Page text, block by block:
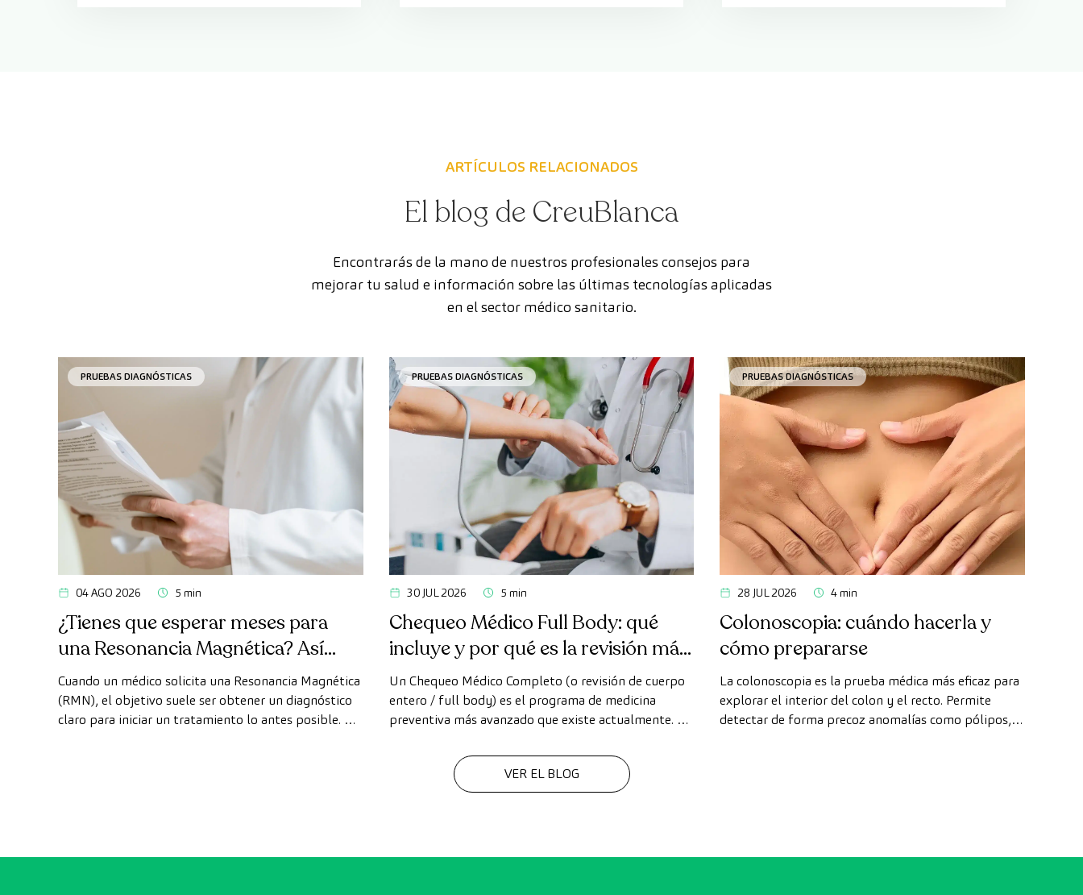
ARTÍCULOS RELACIONADOS
El blog de CreuBlanca
Encontrarás de la mano de nuestros profesionales consejos para
mejorar tu salud e información sobre las últimas tecnologías aplicadas
en el sector médico sanitario.
PRUEBAS DIAGNÓSTICAS
04 AGO 2026 5 min
¿Tienes que esperar meses para
una Resonancia Magnética? Así
puedes realizarte la prueba de
forma rápida como paciente
privado
Cuando un médico solicita una Resonancia Magnética
(RMN), el objetivo suele ser obtener un diagnóstico
claro para iniciar un tratamiento lo antes posible. Sin
PRUEBAS DIAGNÓSTICAS
30 JUL 2026 5 min
Chequeo Médico Full Body: qué
incluye y por qué es la revisión más
avanzada
Un Chequeo Médico Completo (o revisión de cuerpo
entero / full body) es el programa de medicina
preventiva más avanzado que existe actualmente. A
chequeo utiliza la tecnología de diagnóstico por la
imagen de última generación para evaluar de forma
exhaustiva el estado de los órganos vitales, el
PRUEBAS DIAGNÓSTICAS
28 JUL 2026 4 min
Colonoscopia: cuándo hacerla y
cómo prepararse
La colonoscopia es la prueba médica más eficaz para
explorar el interior del colon y el recto. Permite
detectar de forma precoz anomalías como pólipos,
VER EL BLOG